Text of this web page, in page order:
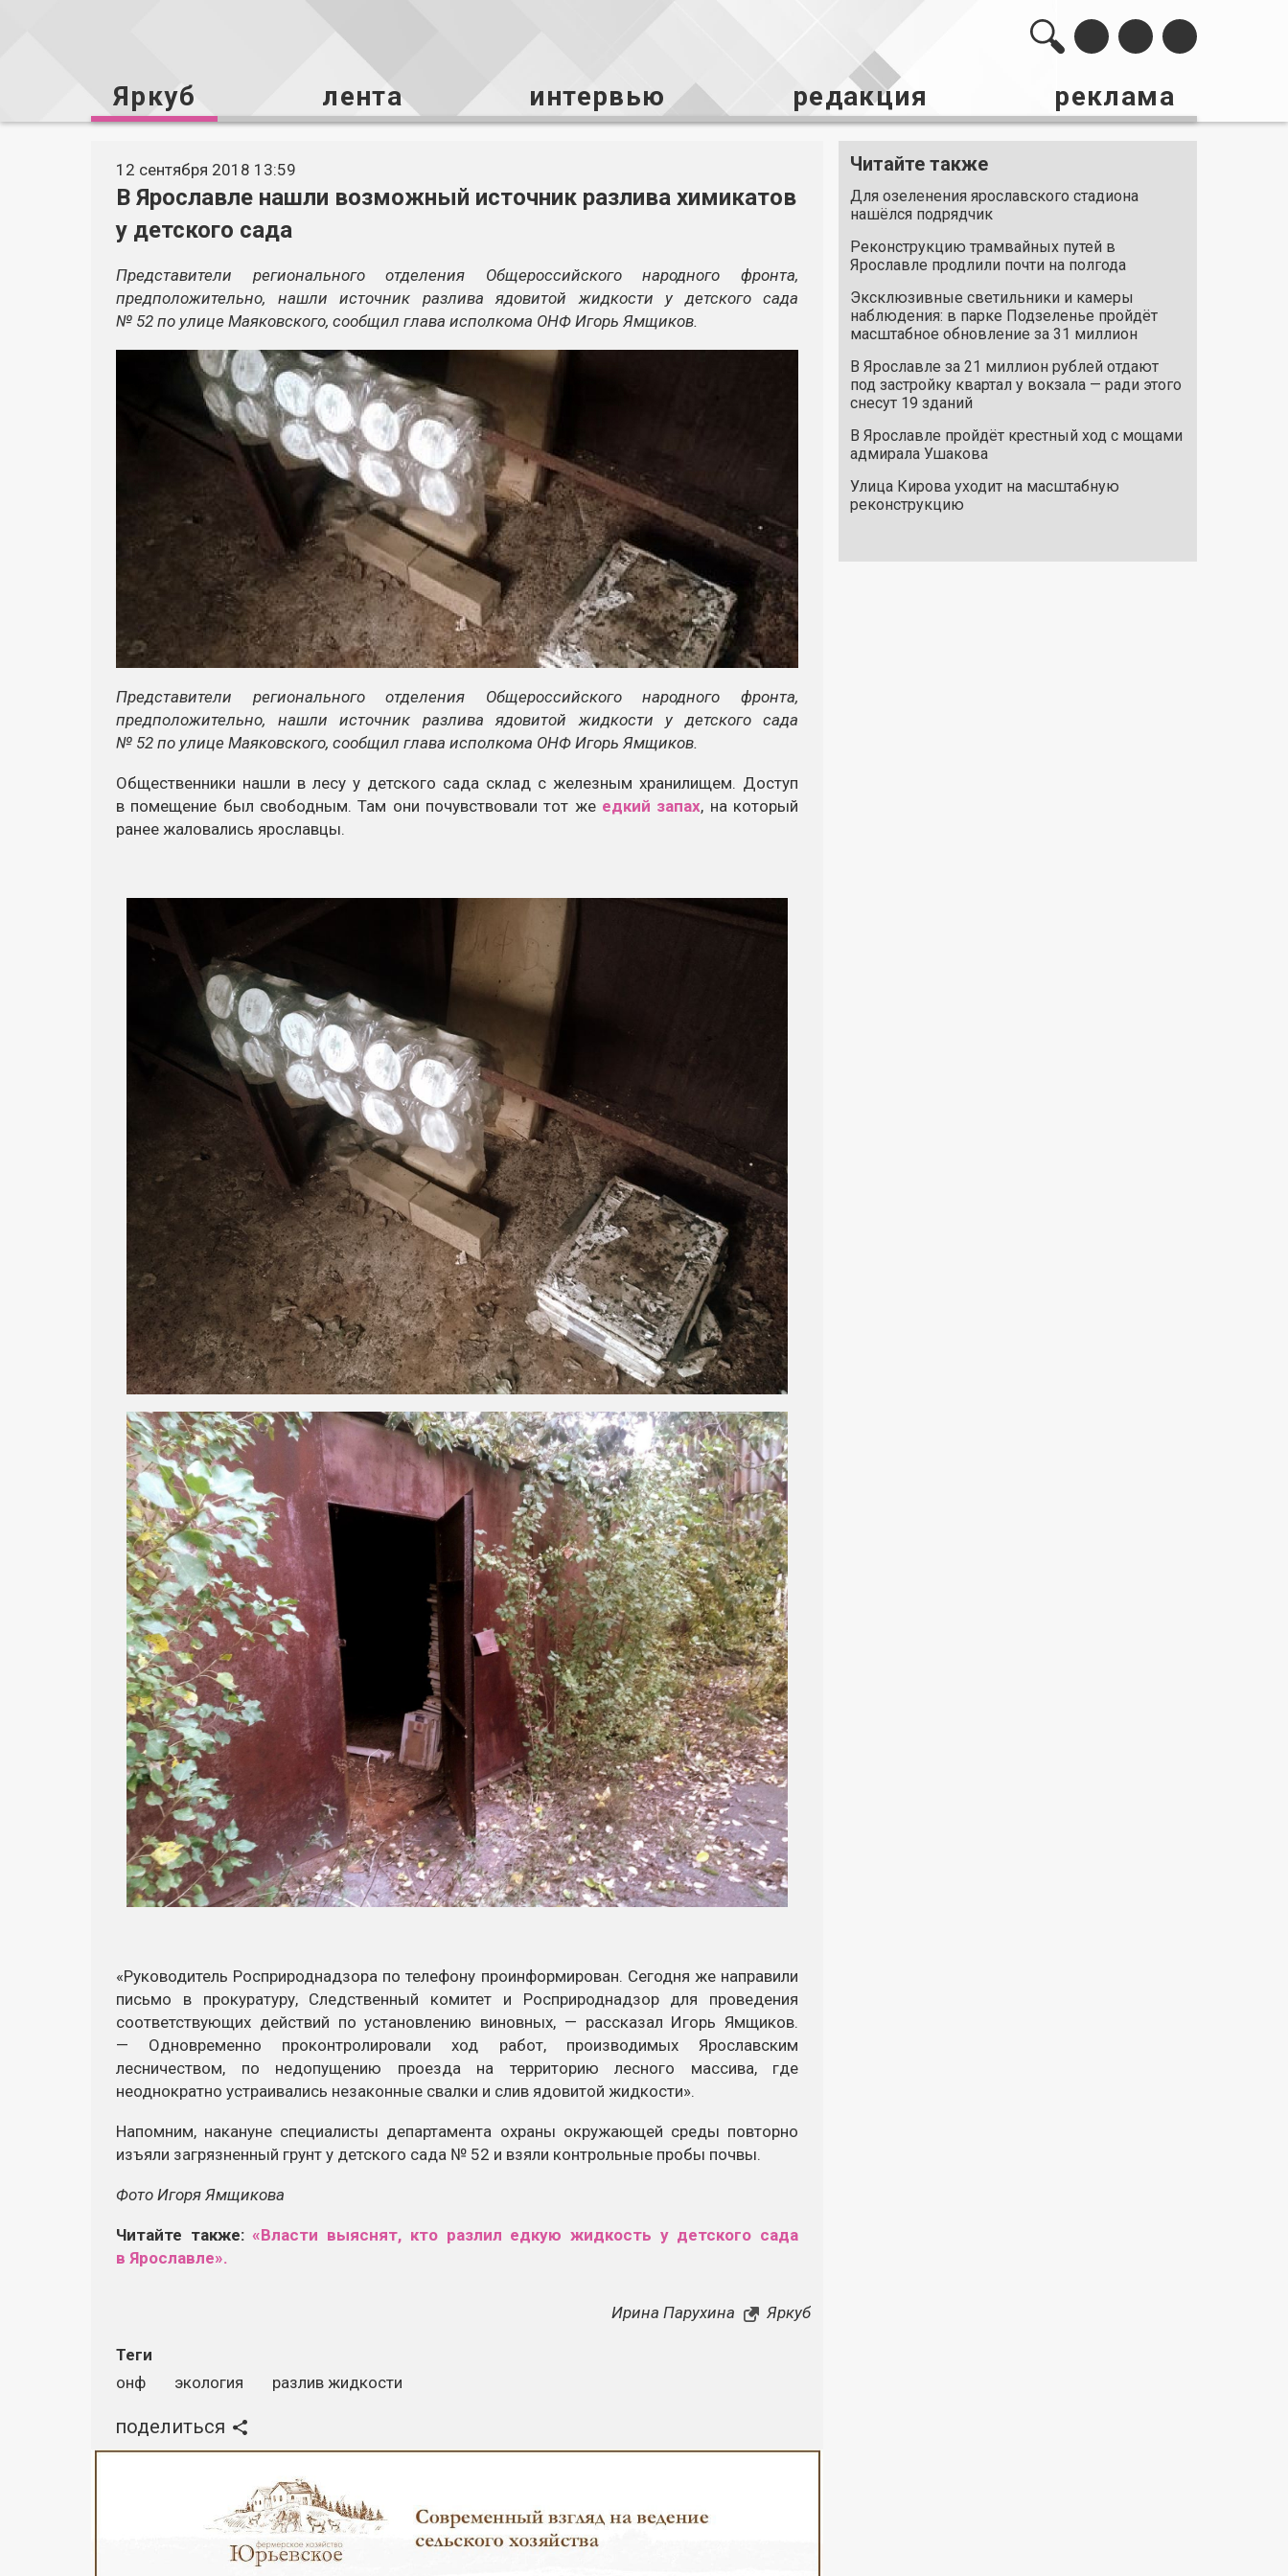
Яркуб лента интервью редакция реклама
12 сентября 2018 13:59
В Ярославле нашли возможный источник разлива химикатов
у детского сада
Представители регионального отделения Общероссийского народного фронта,
предположительно, нашли источник разлива ядовитой жидкости у детского сада
№ 52 по улице Маяковского, сообщил глава исполкома ОНФ Игорь Ямщиков.
Представители регионального отделения Общероссийского народного фронта,
предположительно, нашли источник разлива ядовитой жидкости у детского сада
№ 52 по улице Маяковского, сообщил глава исполкома ОНФ Игорь Ямщиков.
Общественники нашли в лесу у детского сада склад с железным хранилищем. Доступ
в помещение был свободным. Там они почувствовали тот же едкий запах, на который
ранее жаловались ярославцы.
«Руководитель Росприроднадзора по телефону проинформирован. Сегодня же направили
письмо в прокуратуру, Следственный комитет и Росприроднадзор для проведения
соответствующих действий по установлению виновных, — рассказал Игорь Ямщиков.
— Одновременно проконтролировали ход работ, производимых Ярославским
лесничеством, по недопущению проезда на территорию лесного массива, где
неоднократно устраивались незаконные свалки и слив ядовитой жидкости».
Напомним, накануне специалисты департамента охраны окружающей среды повторно
изъяли загрязненный грунт у детского сада № 52 и взяли контрольные пробы почвы.
Фото Игоря Ямщикова
Читайте также:«Власти выяснят, кто разлил едкую жидкость у детского сада
в Ярославле».
Ирина Парухина Яркуб
Теги
онф
экология разлив жидкости
поделиться
Читайте также
Для озеленения ярославского стадиона
нашёлся подрядчик
Реконструкцию трамвайных путей в
Ярославле продлили почти на полгода
Эксклюзивные светильники и камеры
наблюдения: в парке Подзеленье пройдёт
масштабное обновление за 31 миллион
В Ярославле за 21 миллион рублей отдают
под застройку квартал у вокзала — ради этого
снесут 19 зданий
В Ярославле пройдёт крестный ход с мощами
адмирала Ушакова
Улица Кирова уходит на масштабную
реконструкцию